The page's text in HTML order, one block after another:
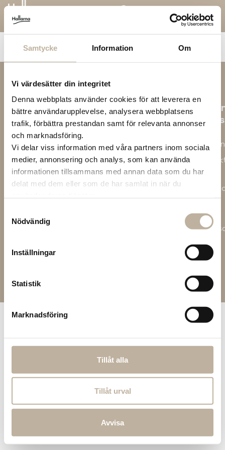
Samtycke Information Om
Vi värdesätter din integritet
Denna webbplats använder cookies för att leverera en
bättre användarupplevelse, analysera webbplatsens
trafik, förbättra prestandan samt för relevanta annonser
och marknadsföring.
Vi delar viss information med våra partners inom sociala
medier, annonsering och analys, som kan använda
informationen tillsammans med annan data som du har
delat med dem eller som de har samlat in när du
Nödvändig
Inställningar
Statistik
Marknadsföring
Tillåt alla
Tillåt urval
Avvisa
Deichmann – Senior
oss
jobb
Vårt